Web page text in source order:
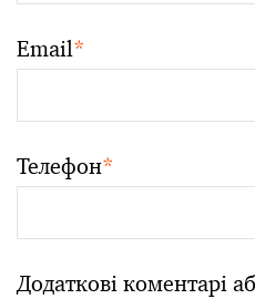
Email*
Телефон*
Додаткові коментарі